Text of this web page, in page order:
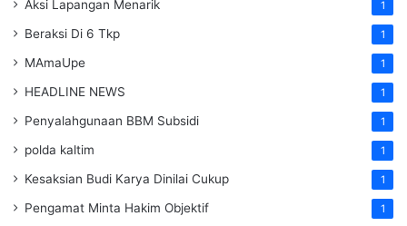
Aksi Lapangan Menarik 1
Beraksi Di 6 Tkp 1
MAmaUpe 1
HEADLINE NEWS 1
Penyalahgunaan BBM Subsidi 1
polda kaltim 1
Kesaksian Budi Karya Dinilai Cukup 1
Pengamat Minta Hakim Objektif 1